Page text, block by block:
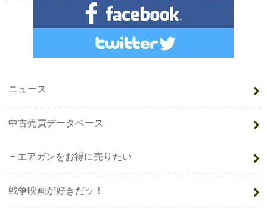
ニュース
中古売買データベース
エアガンをお得に売りたい
戦争映画が好きだッ！